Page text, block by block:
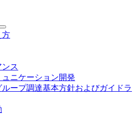
方
ス
ニケーション開発
ープ調達基本方針およびガイドラ